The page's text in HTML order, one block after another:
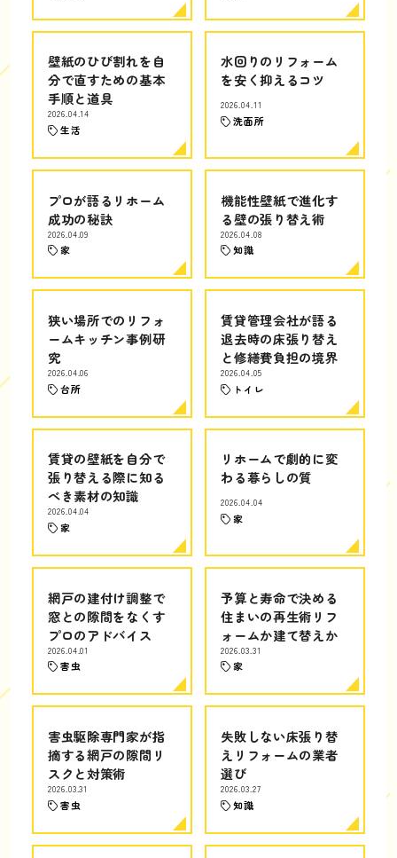
壁紙のひび割れを自
分で直すための基本
手順と道具
2026.04.14
生活
水回りのリフォーム
を安く抑えるコツ
2026.04.11
洗面所
プロが語るリホーム
成功の秘訣
2026.04.09
家
機能性壁紙で進化す
る壁の張り替え術
2026.04.08
知識
狭い場所でのリフォ
ームキッチン事例研
究
2026.04.06
台所
賃貸管理会社が語る
退去時の床張り替え
と修繕費負担の境界
2026.04.05
トイレ
賃貸の壁紙を自分で
張り替える際に知る
べき素材の知識
2026.04.04
家
リホームで劇的に変
わる暮らしの質
2026.04.04
家
網戸の建付け調整で
窓との隙間をなくす
プロのアドバイス
2026.04.01
害虫
予算と寿命で決める
住まいの再生術リフ
ォームか建て替えか
2026.03.31
家
害虫駆除専門家が指
摘する網戸の隙間リ
スクと対策術
2026.03.31
害虫
失敗しない床張り替
えリフォームの業者
選び
2026.03.27
知識